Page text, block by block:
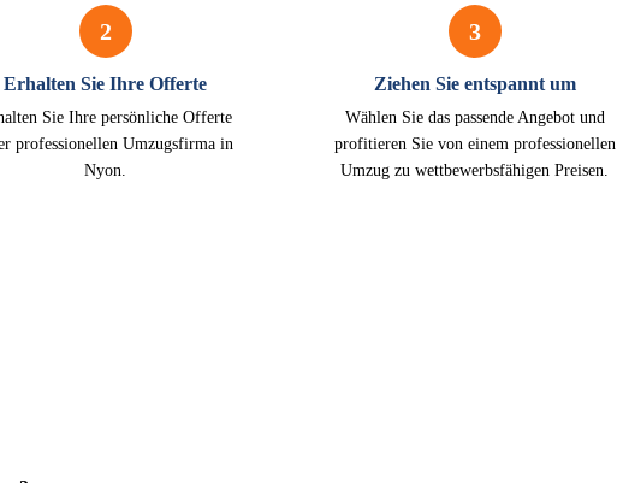
2
Erhalten Sie Ihre Offerte
Sie Ihre persönliche Offerte
professionellen Umzugsfirma in
Nyon.
3
Ziehen Sie entspannt um
Wählen Sie das passende Angebot und
profitieren Sie von einem professionellen
Umzug zu wettbewerbsfähigen Preisen.